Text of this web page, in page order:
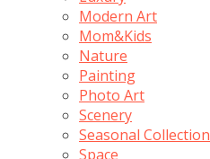
Modern Art
Mom&Kids
Nature
Painting
Photo Art
Scenery
Seasonal Collection
Space